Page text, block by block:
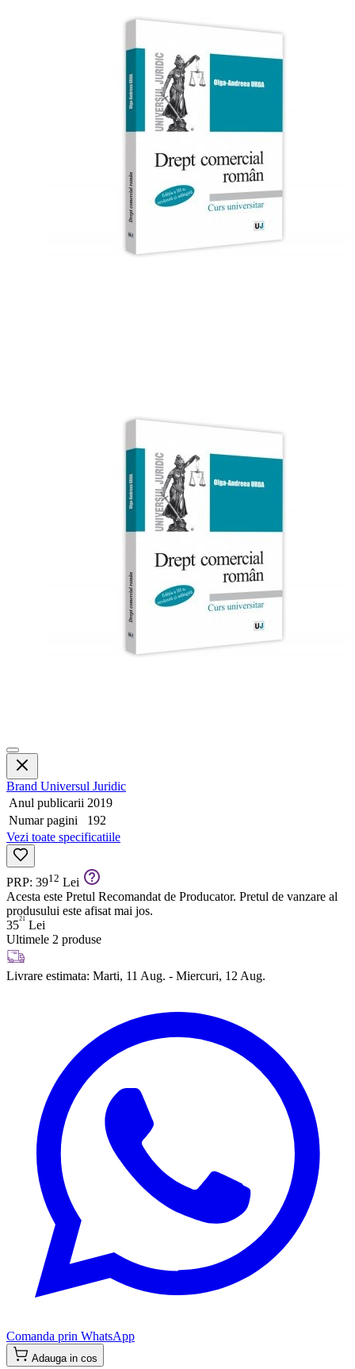
Brand Universul Juridic
Anul publicarii 2019
Numar pagini
192
Vezi toate specificatiile
PRP: 3912 Lei
Acesta este Pretul Recomandat de Producator. Pretul de vanzare al
produsului este afisat mai jos.
3521 Lei
Ultimele 2 produse
Livrare estimata: Marti, 11 Aug. - Miercuri, 12 Aug.
Comanda prin WhatsApp
Adauga in cos